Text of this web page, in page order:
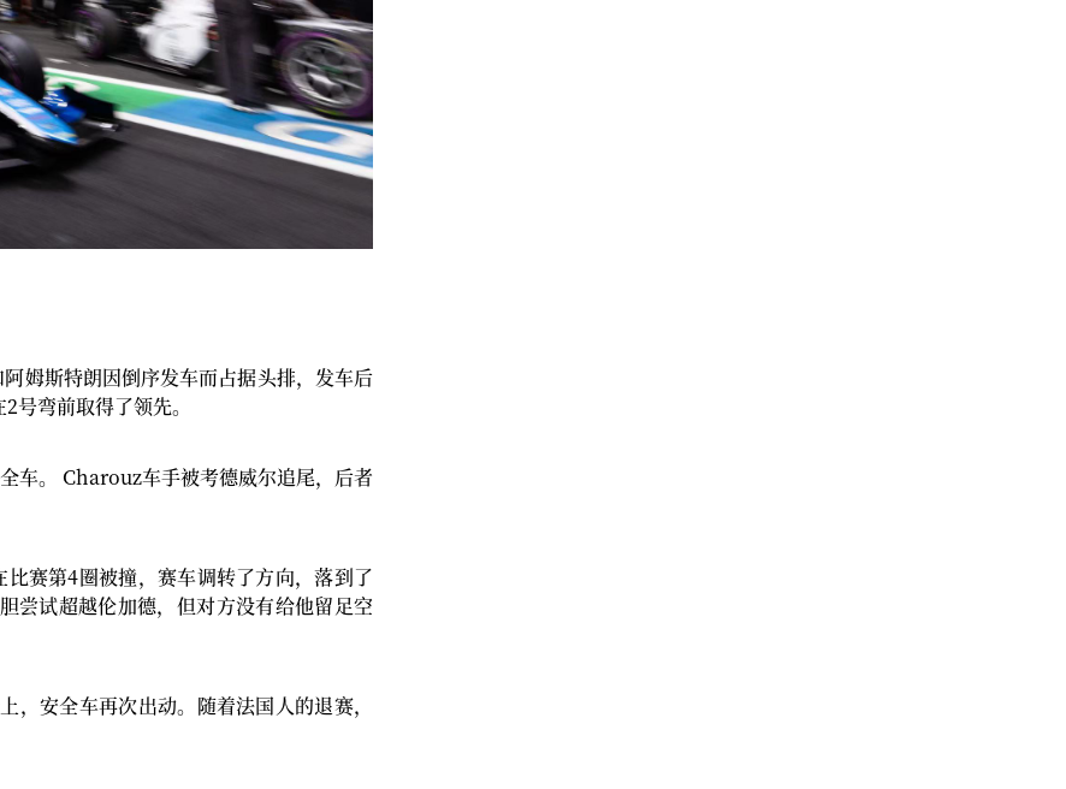
姆斯特朗因倒序发车而占据头排，发车后
号弯前取得了领先。
车。 Charouz车手被考德威尔追尾，后者
赛第4圈被撞，赛车调转了方向，落到了
尝试超越伦加德，但对方没有给他留足空
安全车再次出动。随着法国人的退赛，